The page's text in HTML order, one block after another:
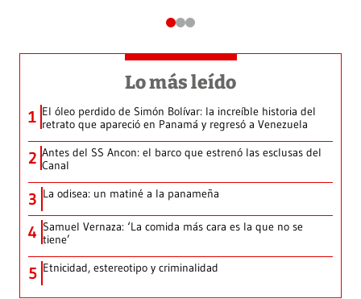
Lo más leído
1 El óleo perdido de Simón Bolívar: la increíble historia del
retrato que apareció en Panamá y regresó a Venezuela
2 Antes del SS Ancon: el barco que estrenó las esclusas del
Canal
3 La odisea: un matiné a la panameña
4 Samuel Vernaza: ‘La comida más cara es la que no se
tiene’
5 Etnicidad, estereotipo y criminalidad